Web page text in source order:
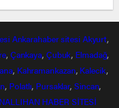
Ankarahabersitesi Akyurt,
, Çankaya, Çubuk, Elmadağ,
, Kahramankazan, Kalecik,
, Polatlı, Pursaklar,Sincan,
NALLIHAN HABER SİTESİ